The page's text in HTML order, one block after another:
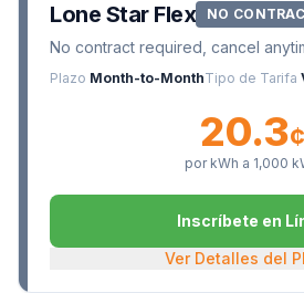
Lone Star Flex NO
No contract required, cancel
Plazo Month-to-MonthTipo de Tarifa
20.3¢
por kWh a 1,000
Inscríbete en
Ver Detalles del